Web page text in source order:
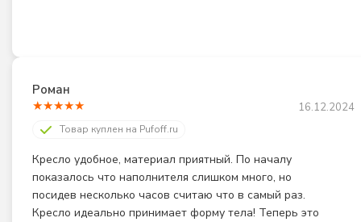
Роман
16.12.2024
★★★★★
Товар куплен на Pufoff.ru
Кресло удобное, материал приятный. По началу
показалось что наполнителя слишком много, но
посидев несколько часов считаю что в самый раз.
Кресло идеально принимает форму тела! Теперь это